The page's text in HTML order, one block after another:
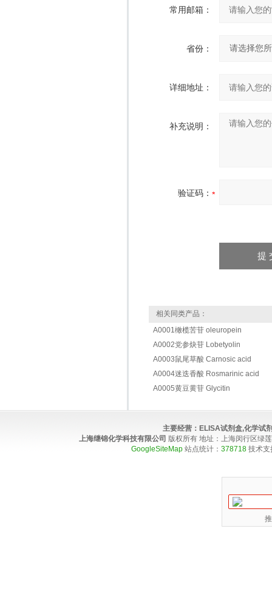
常用邮箱：
省份：
详细地址：
补充说明：
验证码：
相关同类产品：
A0001橄榄苦苷 oleuropein
A0002党参炔苷 Lobetyolin
A0003鼠尾草酸 Carnosic acid
A0004迷迭香酸 Rosmarinic acid
A0005黄豆黄苷 Glycitin
主要经营： ELISA试剂盒,化学试
上海继锦化学科技有限公司 版权所有 地址：上海闵行区绿
GoogleSiteMap 站点统计： 378718 技术支